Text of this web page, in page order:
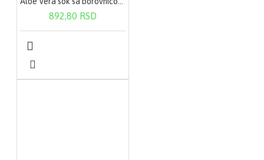
892,80 RSD